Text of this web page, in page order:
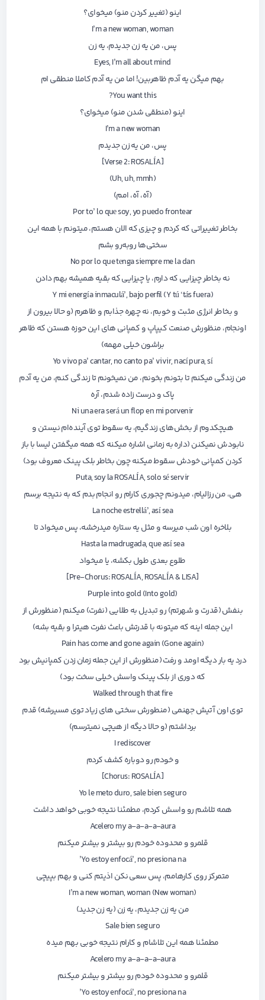
اینو (تغییر کردن منو) میخوای؟
I’m a new woman, woman
پس، من یه زن جدیدم، یه زن
Eyes, I’m all about mind
بهم میگن یه آدم ظاهربین! اما من یه آدم کاملا منطقی ام
You want this?
اینو (منطقی شدن منو) میخوای؟
I’m a new woman
پس، من یه زن جدیدم
[Verse 2: ROSALÍA]
(Uh, uh, mmh)
(آه، آه، امم)
Por to’ lo quе soy, yo puedo frontear
بخاطر تغییراتی که کردم و چیزی که الان هستم، میتونم با همه این
سختی‌ها روبه‌رو بشم
No por lo que tеnga siempre me la dan
نه بخاطر چیزایی که دارم، یا چیزایی که بقیه همیشه بهم دادن
Y mi energía inmaculá’, bajo perfil (Y tú ‘tás fuera)
و بخاطر انرژی مثبت و خوبم، نه چهره جذابم و ظاهرم (و حالا بیرون از
اونجام، منظورش صنعت کیپاپ و کمپانی های این حوزه هستن که ظاهر
براشون خیلی مهمه)
Yo vivo pa’ cantar, no canto pa’ vivir, nací pura, sí
من زندگی میکنم تا بتونم بخونم، من نمیخونم تا زندگی کنم، من یه آدم
پاک و درست زاده شدم، آره
Ni una era será un flop en mi porvenir
هیچکدوم از بخش‌های زندگیم، یه سقوط توی آینده‌ام نیستن و
نابودش نمیکنن (داره به زمانی اشاره میکنه که همه میگفتن لیسا با باز
کردن کمپانی خودش سقوط میکنه چون بخاطر بلک پینک معروف بود)
Puta, soy la ROSALÍA, solo sé servir
هی، من رزالیام، میدونم چجوری کارام رو انجام بدم که به نتیجه برسم
La noche estrellá’, así sea
بلاخره اون شب میرسه و مثل یه ستاره میدرخشه، پس میخواد تا
Hasta la madrugada, que así sea
طلوع بعدی طول بکشه، یا میخواد
[Pre-Chorus: ROSALÍA, ROSALÍA & LISA]
Purple into gold (Into gold)
بنفش (قدرت و شهرتم) رو تبدیل به طلایی (نفرت) میکنم (منظورش از
این جمله اینه که میتونه با قدرتش باعث نفرت هیترا و بقیه بشه)
Pain has come and gone again (Gone again)
درد یه بار دیگه اومد و رفت (منظورش از این جمله زمان زدن کمپانیش بود
که دوری از بلک پینک واسش خیلی سخت بود)
Walked through that fire
توی اون آتیش جهنمی (منطورش سختی های زیاد توی مسیرشه) قدم
برداشتم (و حالا دیگه از هیچی نمیترسم)
I rediscover
و خودم رو دوباره کشف کردم
[Chorus: ROSALÍA]
Yo le meto duro, sale bien seguro
همه تلاشم رو واسش کردم، مطمئنا نتیجه خوبی خواهد داشت
Acelero my a-a-a-a-aura
قلمرو و محدوده خودم رو بیشتر و بیشتر میکنم
Yo estoy enfocá’, no presiona na’
متمرکز روی کارهامم، پس سعی نکن اذیتم کنی و بهم بپیچی
I’m a new woman, woman (New woman)
من یه زن جدیدم، یه زن (یه زن جدید)
Sale bien seguro
مطمئنا همه این تلاشام و کارام نتیجه خوبی بهم میده
Acelero my a-a-a-a-aura
قلمرو و محدوده خودم رو بیشتر و بیشتر میکنم
Yo estoy enfocá’, no presiona na’